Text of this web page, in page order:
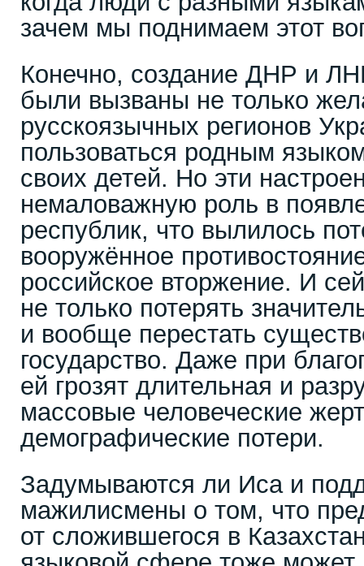
зачем мы поднимаем этот
Конечно, создание ДНР и
были вызваны не только
русскоязычных регионов
пользоваться родным
своих детей. Но эти
немаловажную роль в
республик, что вылилось
вооружённое
российское вторжение. И
не только потерять
и вообще перестать
государство. Даже при
ей грозят длительная и
массовые человеческие
демографические потери.
Задумываются ли Иса и
мажилисмены о том, что
от сложившегося в